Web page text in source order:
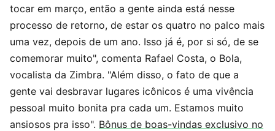
tocar em março, então a gente ainda está nesse
processo de retorno, de estar os quatro no palco mais
uma vez, depois de um ano. Isso já é, por si só, de se
comemorar muito", comenta Rafael Costa, o Bola,
vocalista da Zimbra. "Além disso, o fato de que a
gente vai desbravar lugares icônicos é uma vivência
pessoal muito bonita pra cada um. Estamos muito
ansiosos pra isso". Bônus de boas-vindas exclusivo no